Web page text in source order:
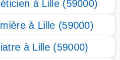
à Lille (59000)
à Lille (59000)
à Lille (59000)